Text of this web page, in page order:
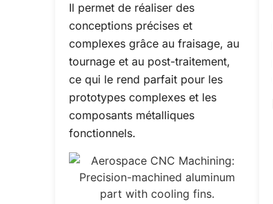
Il permet de réaliser des
conceptions précises et
complexes grâce au fraisage, au
tournage et au post-traitement,
ce qui le rend parfait pour les
prototypes complexes et les
composants métalliques
fonctionnels.